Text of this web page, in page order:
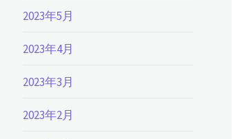
2023年5月
2023年4月
2023年3月
2023年2月